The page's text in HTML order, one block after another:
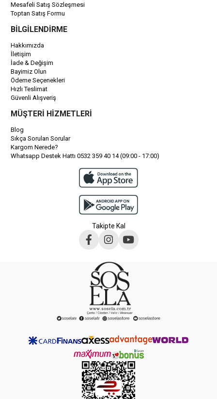
Mesafeli Satış Sözleşmesi
Toptan Satış Formu
BİLGİLENDİRME
Hakkımızda
İletişim
İade & Değişim
Bayimiz Olun
Ödeme Seçenekleri
Hızlı Teslimat
Güvenli Alışveriş
MÜŞTERİ HİZMETLERİ
Blog
Sıkça Sorulan Sorular
Kargom Nerede?
Whatsapp Destek Hattı 0532 359 40 14 (09:00 - 17:00)
Takipte Kal